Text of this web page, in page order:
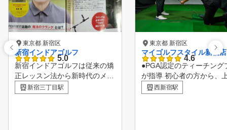
東京都 新宿区
新宿インドアゴルフ
5.0
新宿インドアゴルフは従来の矯
正レッスン法から新時代のメン
タル構築レッスンを確立 して
います。 メンタル構築法は、
新宿三丁目駅
東京都 新宿区
マイゴルフスタイル新宿店
4.6
●PGA認定のティーチング
が指導 初心者の方から、
者の方まで幅広く確かな
ンを提供いたします。 ●ク
西新宿駅